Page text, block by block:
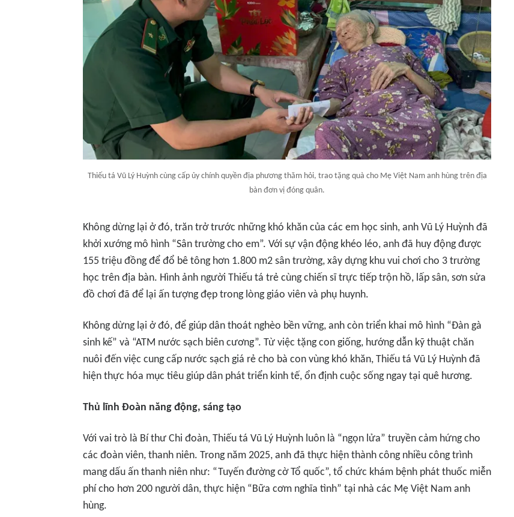
Thiếu tá Vũ Lý Huỳnh cùng cấp ủy chính quyền địa phương thăm hỏi, trao tặng quà cho Mẹ Việt Nam anh hùng trên địa
bàn đơn vị đóng quân.
Không dừng lại ở đó, trăn trở trước những khó khăn của các em học sinh, anh Vũ Lý Huỳnh đã
khởi xướng mô hình “Sân trường cho em”. Với sự vận động khéo léo, anh đã huy động được
155 triệu đồng để đổ bê tông hơn 1.800 m2 sân trường, xây dựng khu vui chơi cho 3 trường
học trên địa bàn. Hình ảnh người Thiếu tá trẻ cùng chiến sĩ trực tiếp trộn hồ, lấp sân, sơn sửa
đồ chơi đã để lại ấn tượng đẹp trong lòng giáo viên và phụ huynh.
Không dừng lại ở đó, để giúp dân thoát nghèo bền vững, anh còn triển khai mô hình “Đàn gà
sinh kế” và “ATM nước sạch biên cương”. Từ việc tặng con giống, hướng dẫn kỹ thuật chăn
nuôi đến việc cung cấp nước sạch giá rẻ cho bà con vùng khó khăn, Thiếu tá Vũ Lý Huỳnh đã
hiện thực hóa mục tiêu giúp dân phát triển kinh tế, ổn định cuộc sống ngay tại quê hương.
Thủ lĩnh Đoàn năng động, sáng tạo
Với vai trò là Bí thư Chi đoàn, Thiếu tá Vũ Lý Huỳnh luôn là “ngọn lửa” truyền cảm hứng cho
các đoàn viên, thanh niên. Trong năm 2025, anh đã thực hiện thành công nhiều công trình
mang dấu ấn thanh niên như: “Tuyến đường cờ Tổ quốc”, tổ chức khám bệnh phát thuốc miễn
phí cho hơn 200 người dân, thực hiện “Bữa cơm nghĩa tình” tại nhà các Mẹ Việt Nam anh
hùng.